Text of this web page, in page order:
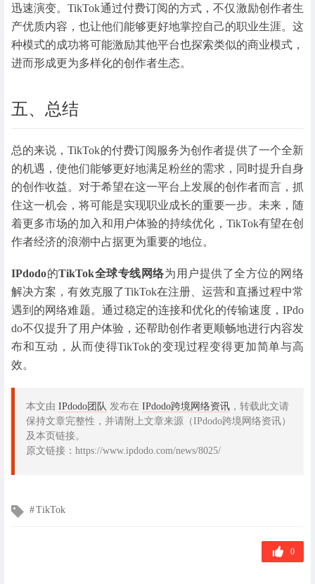
迅速演变。TikTok通过付费订阅的方式，不仅激励创作者生
产优质内容，也让他们能够更好地掌控自己的职业生涯。这
种模式的成功将可能激励其他平台也探索类似的商业模式，
进而形成更为多样化的创作者生态。
五、总结
总的来说，TikTok的付费订阅服务为创作者提供了一个全新
的机遇，使他们能够更好地满足粉丝的需求，同时提升自身
的创作收益。对于希望在这一平台上发展的创作者而言，抓
住这一机会，将可能是实现职业成长的重要一步。未来，随
着更多市场的加入和用户体验的持续优化，TikTok有望在创
作者经济的浪潮中占据更为重要的地位。
IPdodo的TikTok全球专线网络为用户提供了全方位的网络
解决方案，有效克服了TikTok在注册、运营和直播过程中常
遇到的网络难题。通过稳定的连接和优化的传输速度，IPdo
do不仅提升了用户体验，还帮助创作者更顺畅地进行内容发
布和互动，从而使得TikTok的变现过程变得更加简单与高
效。
本文由 IPdodo团队 发布在 IPdodo跨境网络资讯 ，转载此文请
保持文章完整性，并请附上文章来源（IPdodo跨境网络资讯）
及本页链接。
原文链接：https://www.ipdodo.com/news/8025/
文TikTok
0